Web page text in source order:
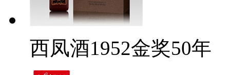
西凤酒1952金奖50年